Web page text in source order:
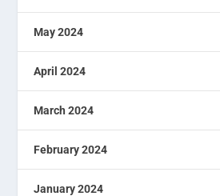
May 2024
April 2024
March 2024
February 2024
January 2024